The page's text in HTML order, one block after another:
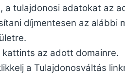
a tulajdonosi adatokat az
díjmentesen az alábbi
az adott domainre.
a Tulajdonosváltás